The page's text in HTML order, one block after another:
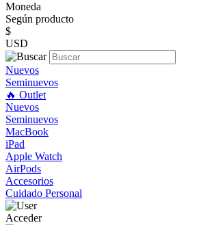
Moneda
Según producto
$
USD
Nuevos
Seminuevos
🔥 Outlet
Nuevos
Seminuevos
MacBook
iPad
Apple Watch
AirPods
Accesorios
Cuidado Personal
Acceder